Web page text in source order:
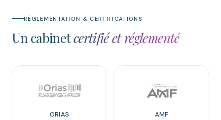
RÉGLEMENTATION & CERTIFICATIONS
Un cabinetcertifié et réglementé
ORIAS AMF